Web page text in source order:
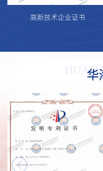
高新技术企业证书
华